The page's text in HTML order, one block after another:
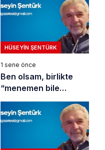
HÜSEYIN ŞENTÜRK
1 sene önce
Ben olsam, birlikte
“menemen bile
yapmam”